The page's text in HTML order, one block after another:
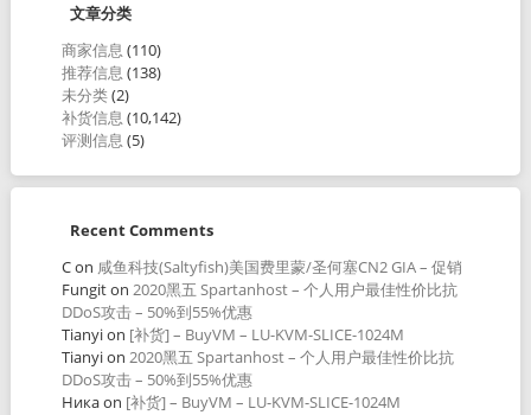
文章分类
商家信息 (110)
推荐信息 (138)
未分类(2)
补货信息 (10,142)
评测信息 (5)
Recent Comments
Con 咸鱼科技(Saltyfish)美国费里蒙/圣何塞CN2 GIA – 促销
Fungiton 2020黑五 Spartanhost – 个人用户最佳性价比抗
DDoS攻击 – 50%到55%优惠
Tianyion [补货] – BuyVM – LU-KVM-SLICE-1024M
Tianyion 2020黑五 Spartanhost – 个人用户最佳性价比抗
DDoS攻击 – 50%到55%优惠
Никаon [补货] – BuyVM – LU-KVM-SLICE-1024M